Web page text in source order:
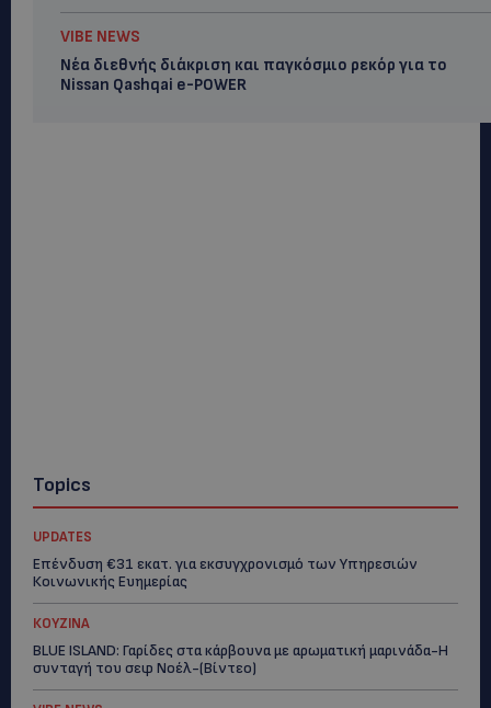
VIBE NEWS
Νέα διεθνής διάκριση και παγκόσμιο ρεκόρ για το
Nissan Qashqai e-POWER
Topics
UPDATES
Επένδυση €31 εκατ. για εκσυγχρονισμό των Υπηρεσιών
Κοινωνικής Ευημερίας
ΚΟΥΖΙΝΑ
BLUE ISLAND: Γαρίδες στα κάρβουνα με αρωματική μαρινάδα-Η
συνταγή του σεφ Νοέλ-(Βίντεο)